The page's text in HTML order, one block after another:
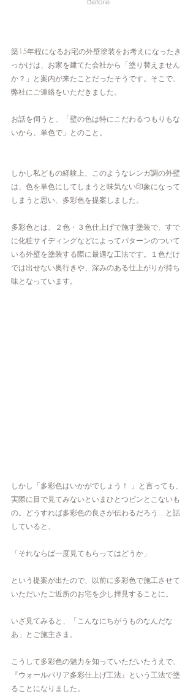
築15年程になるお宅の外壁塗装をお考えになったき
っかけは、お家を建てた会社から「塗り替えません
か？」と案内が来たことだったそうです。そこで、
弊社にご連絡をいただきました。
お話を伺うと、「壁の色は特にこだわるつもりもな
いから、単色で」とのこと。
しかし私どもの経験上、このようなレンガ調の外壁
は、色を単色にしてしまうと味気ない印象になって
しまうと思い、多彩色を提案しました。
多彩色とは、２色・３色仕上げで施す塗装で、すで
に化粧サイディングなどによってパターンのついて
いる外壁を塗装する際に最適な工法です。１色だけ
では出せない奥行きや、深みのある仕上がりが持ち
味となっています。
しかし「多彩色はいかがでしょう！ 」と言っても、
実際に目で見てみないといまひとつピンとこないも
の。どうすれば多彩色の良さが伝わるだろう…と話
していると、
「それならば一度見てもらってはどうか」
という提案が出たので、以前に多彩色で施工させて
いただいたご近所のお宅を少し拝見することに。
いざ見てみると、「こんなにちがうものなんだな
あ」とご施主さま。
こうして多彩色の魅力を知っていただいたうえで、
『ウォールバリア多彩仕上げ工法』という工法で塗
ることになりました。